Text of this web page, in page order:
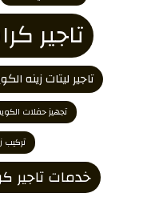
تاجير
تاجير ليتات زينه
تجهيز حفلات
تركيب
خدمات تاجير